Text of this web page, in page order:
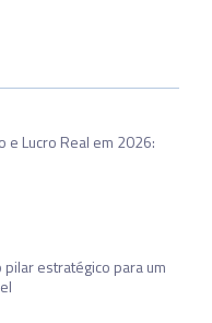
e Lucro Real em 2026:
estratégico para um